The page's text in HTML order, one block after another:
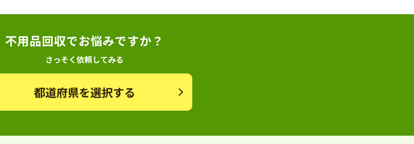
不用品回収でお悩みですか？
さっそく依頼してみる
都道府県を選択する